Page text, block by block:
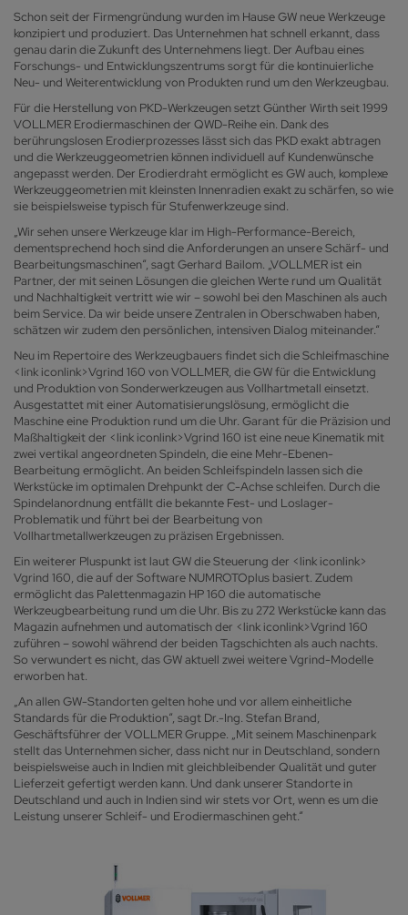
Schon seit der Firmengründung wurden im Hause GW neue Werkzeuge
konzipiert und produziert. Das Unternehmen hat schnell erkannt, dass
genau darin die Zukunft des Unternehmens liegt. Der Aufbau eines
Forschungs- und Entwicklungszentrums sorgt für die kontinuierliche
Neu- und Weiterentwicklung von Produkten rund um den Werkzeugbau.
Für die Herstellung von PKD-Werkzeugen setzt Günther Wirth seit 1999
VOLLMER Erodiermaschinen der QWD-Reihe ein. Dank des
berührungslosen Erodierprozesses lässt sich das PKD exakt abtragen
und die Werkzeuggeometrien können individuell auf Kundenwünsche
angepasst werden. Der Erodierdraht ermöglicht es GW auch, komplexe
Werkzeuggeometrien mit kleinsten Innenradien exakt zu schärfen, so wie
sie beispielsweise typisch für Stufenwerkzeuge sind.
„Wir sehen unsere Werkzeuge klar im High-Performance-Bereich,
dementsprechend hoch sind die Anforderungen an unsere Schärf- und
Bearbeitungsmaschinen“, sagt Gerhard Bailom. „VOLLMER ist ein
Partner, der mit seinen Lösungen die gleichen Werte rund um Qualität
und Nachhaltigkeit vertritt wie wir – sowohl bei den Maschinen als auch
beim Service. Da wir beide unsere Zentralen in Oberschwaben haben,
schätzen wir zudem den persönlichen, intensiven Dialog miteinander.“
Neu im Repertoire des Werkzeugbauers findet sich die Schleifmaschine
<link iconlink>Vgrind 160 von VOLLMER, die GW für die Entwicklung
und Produktion von Sonderwerkzeugen aus Vollhartmetall einsetzt.
Ausgestattet mit einer Automatisierungslösung, ermöglicht die
Maschine eine Produktion rund um die Uhr. Garant für die Präzision und
Maßhaltigkeit der <link iconlink>Vgrind 160 ist eine neue Kinematik mit
zwei vertikal angeordneten Spindeln, die eine Mehr-Ebenen-
Bearbeitung ermöglicht. An beiden Schleifspindeln lassen sich die
Werkstücke im optimalen Drehpunkt der C-Achse schleifen. Durch die
Spindelanordnung entfällt die bekannte Fest- und Loslager-
Problematik und führt bei der Bearbeitung von
Vollhartmetallwerkzeugen zu präzisen Ergebnissen.
Ein weiterer Pluspunkt ist laut GW die Steuerung der <link iconlink>
Vgrind 160, die auf der Software NUMROTOplus basiert. Zudem
ermöglicht das Palettenmagazin HP 160 die automatische
Werkzeugbearbeitung rund um die Uhr. Bis zu 272 Werkstücke kann das
Magazin aufnehmen und automatisch der <link iconlink>Vgrind 160
zuführen – sowohl während der beiden Tagschichten als auch nachts.
So verwundert es nicht, das GW aktuell zwei weitere Vgrind-Modelle
erworben hat.
„An allen GW-Standorten gelten hohe und vor allem einheitliche
Standards für die Produktion“, sagt Dr.-Ing. Stefan Brand,
Geschäftsführer der VOLLMER Gruppe. „Mit seinem Maschinenpark
stellt das Unternehmen sicher, dass nicht nur in Deutschland, sondern
beispielsweise auch in Indien mit gleichbleibender Qualität und guter
Lieferzeit gefertigt werden kann. Und dank unserer Standorte in
Deutschland und auch in Indien sind wir stets vor Ort, wenn es um die
Leistung unserer Schleif- und Erodiermaschinen geht.“